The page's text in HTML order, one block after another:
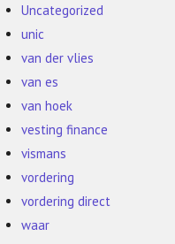
Uncategorized
unic
van der vlies
van es
van hoek
vesting finance
vismans
vordering
vordering direct
waar